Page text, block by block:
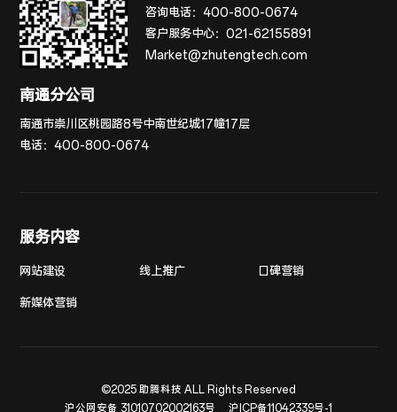
咨询电话：400-800-0674
客户服务中心：021-62155891
Market@zhutengtech.com
南通分公司
南通市崇川区桃园路8号中南世纪城17幢17层
电话：400-800-0674
服务内容
网站建设 线上推广 口碑营销
新媒体营销
©2025 助腾科技 ALL Rights Reserved
沪公网安备 31010702002163号
沪ICP备11042339号-1